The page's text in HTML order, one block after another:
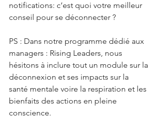
notifications: c’est quoi votre meilleur
conseil pour se déconnecter ?
PS : Dans notre programme dédié aux
managers : Rising Leaders, nous
hésitons à inclure tout un module sur la
déconnexion et ses impacts sur la
santé mentale voire la respiration et les
bienfaits des actions en pleine
conscience.